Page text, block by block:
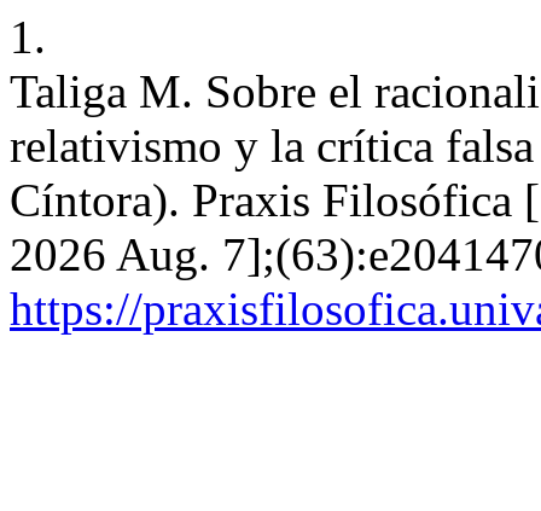
1.
Taliga M. Sobre el
relativismo y la crítica
Cíntora). Praxis Filosófica
2026 Aug.
https://